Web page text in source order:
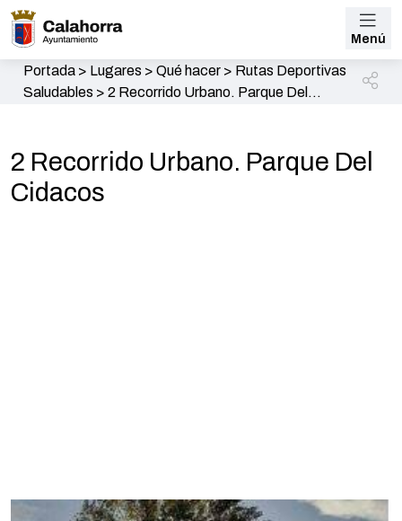
Menú
Portada> Lugares > Qué hacer> Rutas Deportivas
Saludables > 2 Recorrido Urbano. Parque Del
2 Recorrido Urbano. Parque Del
Cidacos